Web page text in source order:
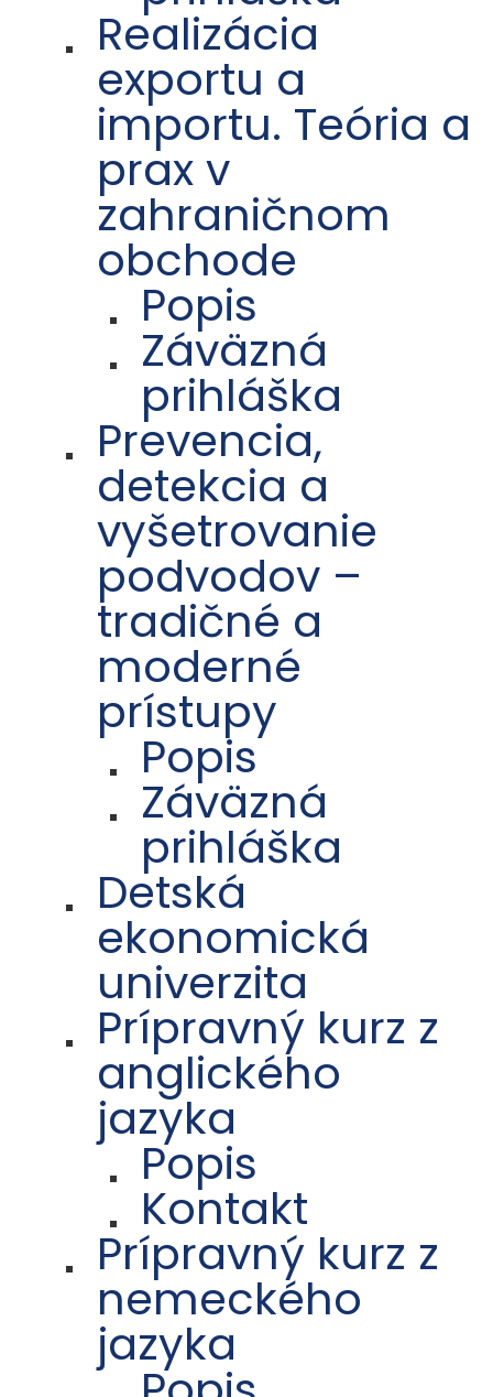
Realizácia
exportu a
importu. Teória a
prax v
zahraničnom
obchode
Popis
Záväzná
prihláška
Prevencia,
detekcia a
vyšetrovanie
podvodov –
tradičné a
moderné
prístupy
Popis
Záväzná
prihláška
Detská
ekonomická
univerzita
Prípravný kurz z
anglického
jazyka
Popis
Kontakt
Prípravný kurz z
nemeckého
jazyka